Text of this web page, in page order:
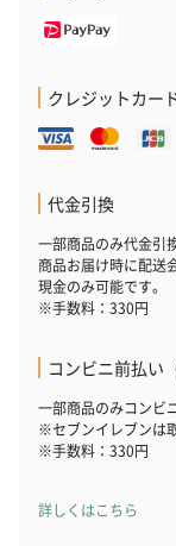
クレジットカー
代金引換
一部商品のみ代金引
商品お届け時に配送
現金のみ可能です。
※手数料：330円
コンビニ前払い
一部商品のみコンビ
※セブンイレブンは
※手数料：330円
詳しくはこちら